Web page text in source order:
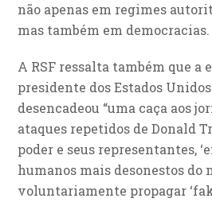
não apenas em regimes
mas também em democracias.
A RSF ressalta também que a
presidente dos Estados
desencadeou “uma caça aos
ataques repetidos de Donald
poder e seus representantes,
humanos mais desonestos do
voluntariamente propagar